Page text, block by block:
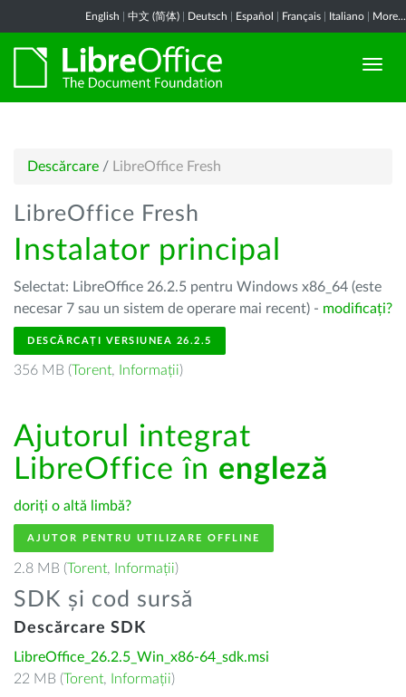
English 中文 (简体) Deutsch Español Français Italiano More...
Descărcare / LibreOffice Fresh
LibreOffice Fresh
Instalator principal
Selectat: LibreOffice 26.2.5 pentru Windows x86_64 (este
necesar 7 sau un sistem de operare mai recent) - modificați?
DESCĂRCAȚI VERSIUNEA 26.2.5
356 MB (Torent, Informații)
Ajutorul integrat
LibreOffice în engleză
doriți o altă limbă?
AJUTOR PENTRU UTILIZARE OFFLINE
2.8 MB (Torent, Informații)
SDK și cod sursă
Descărcare SDK
LibreOffice_26.2.5_Win_x86-64_sdk.msi
22 MB (Torent, Informații)